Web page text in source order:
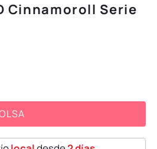
Cinnamoroll Serie